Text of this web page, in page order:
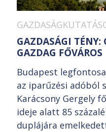
GAZDASÁGI TÉNY:
GAZDAG FŐVÁROS
Budapest
az iparűzési adóból
Karácsony Gergely
ideje alatt 85
duplájára